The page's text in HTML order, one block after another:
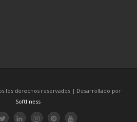
los derechos reservados | Desarrollado por
Softliness